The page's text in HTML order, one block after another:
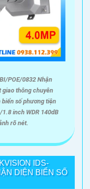
POE/0832 Nhận
giao thông chuyên
biển số phương tiện
inch WDR 140dB
rõ nét.
IDS-
DIỆN BIỂN SỐ